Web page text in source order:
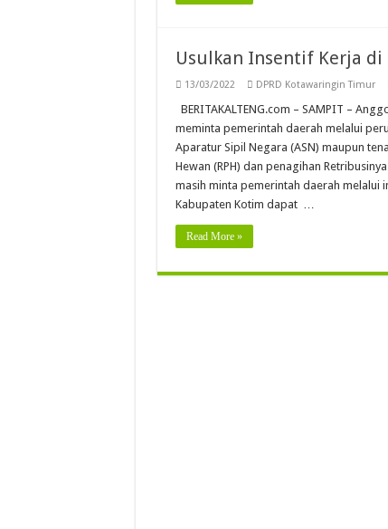
Usulkan Insentif Kerja
13/03/2022 DPRD Kotawaringin Timur
BERITAKALTENG.com – SAMPIT –
meminta pemerintah daerah melalui
Aparatur Sipil Negara (ASN) maupun
Hewan (RPH) dan penagihan
masih minta pemerintah daerah melalui
Kabupaten Kotim dapat …
Read More »